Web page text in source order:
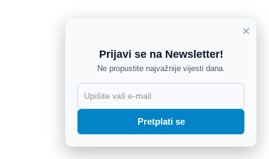
×
Prijavi se na Newsletter!
Ne propustite najvažnije vijesti dana.
Pretplati se